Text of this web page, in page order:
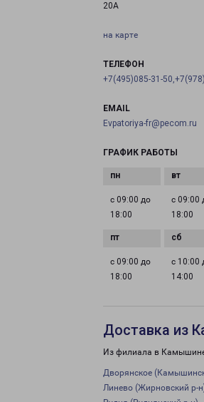
20А
на карте
ТЕЛЕФОН
+7(495)085-31-
EMAIL
Evpatoriya-fr@pecom.ru
ГРАФИК РАБОТЫ
с 09:00 до
18:00
с 09:00
18:00
с 09:00 до
18:00
с 10:00
14:00
Доставка из
Из филиала в Камышине
Дворянское
Линево (Жирновский р-